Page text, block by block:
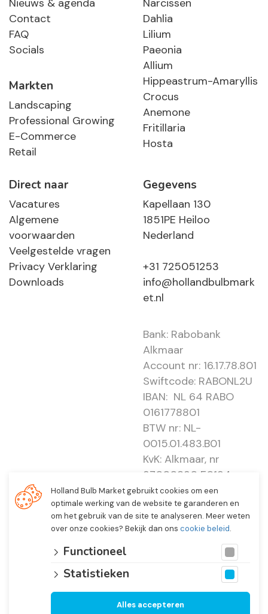
Nieuws & agenda
Contact
FAQ
Socials
Markten
Landscaping
Professional Growing
E-Commerce
Retail
Narcissen
Dahlia
Lilium
Paeonia
Allium
Hippeastrum-Amaryllis
Crocus
Anemone
Fritillaria
Hosta
Direct naar
Vacatures
Algemene
voorwaarden
Veelgestelde vragen
Privacy Verklaring
Downloads
Gegevens
Kapellaan 130
1851PE Heiloo
Nederland
+31 725051253
info@hollandbulbmark
et.nl
Bank: Rabobank
Alkmaar
Account nr: 16.17.78.801
Swiftcode: RABONL2U
IBAN: NL 64 RABO
0161778801
BTW nr: NL-
0015.01.483.B01
KvK: Alkmaar, nr
37000830 E0194 -
EBO 505
Holland Bulb Market gebruikt cookies om een
optimale werking van de website te garanderen en
om het gebruik van de site te analyseren. Meer weten
over onze cookies? Bekijk dan ons cookie beleid.
Functioneel
Statistieken
Alles accepteren